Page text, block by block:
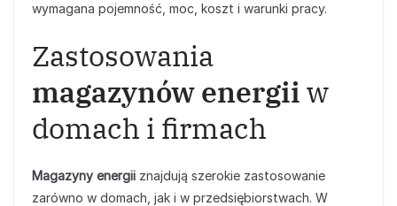
wymagana pojemność, moc, koszt i warunki pracy.
Zastosowania
magazynów energiiw
domach i firmach
Magazyny energii znajdują szerokie zastosowanie
zarówno w domach, jak i w przedsiębiorstwach. W